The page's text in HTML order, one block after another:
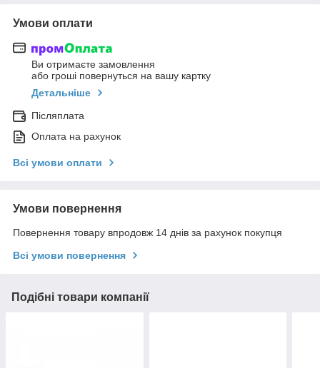
Умови оплати
Ви отримаєте замовлення
або гроші повернуться на вашу картку
Детальніше
Післяплата
Оплата на рахунок
Всі умови оплати
Умови повернення
Повернення товару впродовж 14 днів за рахунок покупця
Всі умови повернення
Подібні товари компанії